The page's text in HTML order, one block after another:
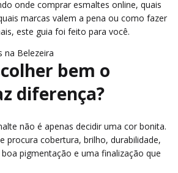
onde comprar esmaltes online, quais
marcas valem a pena ou como fazer
este guia foi feito para você.
na Belezeira
bem o
diferença?
não é apenas decidir uma cor bonita.
procura cobertura, brilho, durabilidade,
pigmentação e uma finalização que